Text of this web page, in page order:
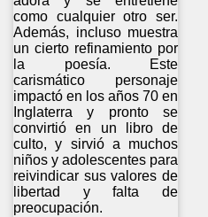
como cualquier otro ser.
Además, incluso muestra
un cierto refinamiento por
la poesía. Este
carismático personaje
impactó en los años 70 en
Inglaterra y pronto se
convirtió en un libro de
culto, y sirvió a muchos
niños y adolescentes para
reivindicar sus valores de
libertad y falta de
preocupación.